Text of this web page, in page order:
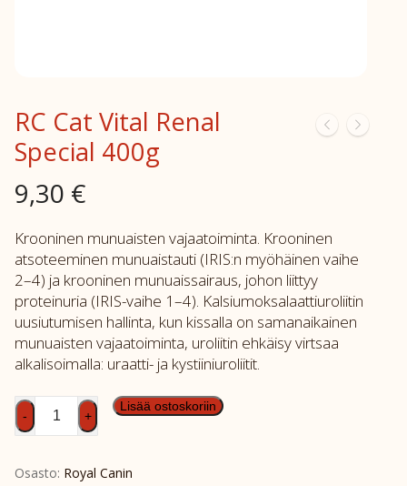
RC Cat Vital Renal
Special 400g
9,30 €
Krooninen munuaisten vajaatoiminta. Krooninen
atsoteeminen munuaistauti (IRIS:n myöhäinen vaihe
2–4) ja krooninen munuaissairaus, johon liittyy
proteinuria (IRIS-vaihe 1–4). Kalsiumoksalaattiuroliitin
uusiutumisen hallinta, kun kissalla on samanaikainen
munuaisten vajaatoiminta, uroliitin ehkäisy virtsaa
alkalisoimalla: uraatti- ja kystiiniuroliitit.
RC
Cat
Renal
- +
Lisää ostoskoriin
Osasto: Royal Canin